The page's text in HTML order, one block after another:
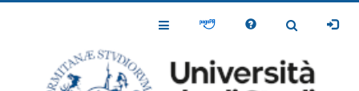
Toggle
Toggle